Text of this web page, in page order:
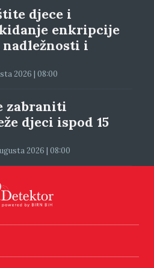
djece i
enkripcije
i
2026 | 08:00
zabraniti
djeci ispod 15
2026 | 08:00